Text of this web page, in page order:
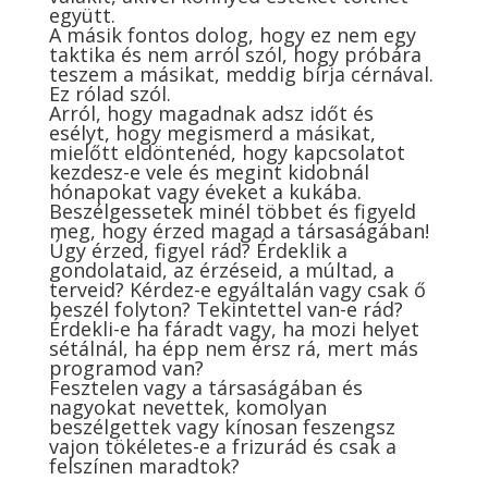
együtt.
A másik fontos dolog, hogy ez nem egy
taktika és nem arról szól, hogy próbára
teszem a másikat, meddig bírja cérnával.
Ez rólad szól.
Arról, hogy magadnak adsz időt és
esélyt, hogy megismerd a másikat,
mielőtt eldöntenéd, hogy kapcsolatot
kezdesz-e vele és megint kidobnál
hónapokat vagy éveket a kukába.
Beszélgessetek minél többet és figyeld
meg, hogy érzed magad a társaságában!
Úgy érzed, figyel rád? Érdeklik a
gondolataid, az érzéseid, a múltad, a
terveid? Kérdez-e egyáltalán vagy csak ő
beszél folyton? Tekintettel van-e rád?
Érdekli-e ha fáradt vagy, ha mozi helyet
sétálnál, ha épp nem érsz rá, mert más
programod van?
Fesztelen vagy a társaságában és
nagyokat nevettek, komolyan
beszélgettek vagy kínosan feszengsz
vajon tökéletes-e a frizurád és csak a
felszínen maradtok?